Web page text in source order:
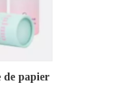
de papier